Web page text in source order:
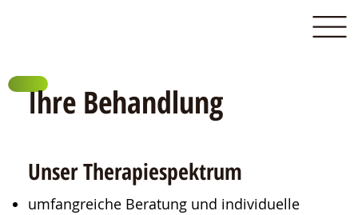
Ihre Behandlung
Unser Therapiespektrum
umfangreiche Beratung und individuelle